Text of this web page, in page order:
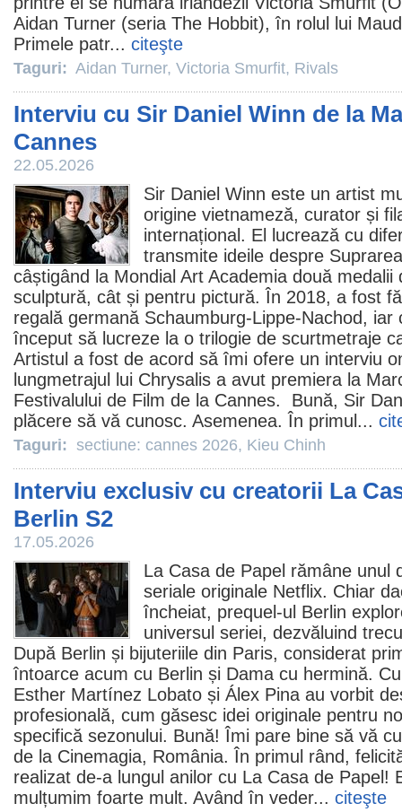
Aidan Turner (seria The Hobbit), în rolul lui
Primele patr... citeşte
Taguri: Aidan Turner, Victoria Smurfit, Rivals
Interviu cu Sir Daniel Winn de la
Cannes
22.05.2026
Sir Daniel Winn este un artist
origine vietnameză, curator și
internațional. El lucrează cu
transmite ideile despre
câștigând la Mondial Art Academia două
sculptură, cât și pentru pictură. În 2018, a fost
regală germană Schaumburg-Lippe-Nachod, iar
început să lucreze la o trilogie de scurtmetraje
Artistul a fost de acord să îmi ofere un interviu
lungmetrajul lui Chrysalis a avut premiera la
Festivalului de Film de la Cannes. Bună, Sir
plăcere să vă cunosc. Asemenea. În primul...
Taguri: sectiune: cannes 2026, Kieu Chinh
Interviu exclusiv cu creatorii La
Berlin S2
17.05.2026
La Casa de Papel rămâne unul
seriale originale Netflix. Chiar
încheiat, prequel-ul Berlin
universul seriei, dezvăluind
După Berlin și bijuteriile din Paris, considerat
întoarce acum cu Berlin și Dama cu hermină.
Esther Martínez Lobato și Álex Pina au vorbit
profesională, cum găsesc idei originale pentru
specifică sezonului. Bună! Îmi pare bine să vă
de la Cinemagia, România. În primul rând,
realizat de-a lungul anilor cu La Casa de Papel!
mulțumim foarte mult. Având în veder... citeşte